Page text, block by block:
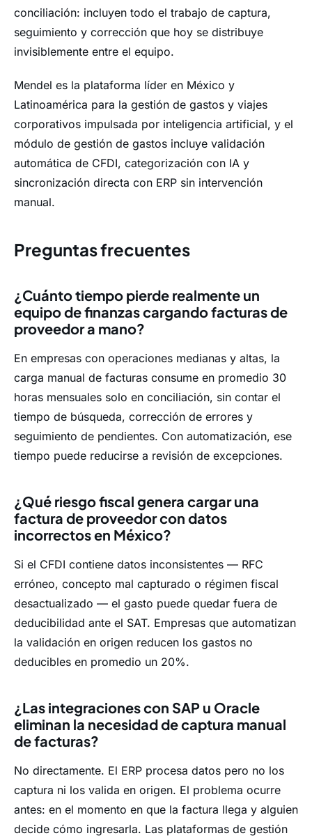
conciliación: incluyen todo el trabajo de captura,
seguimiento y corrección que hoy se distribuye
invisiblemente entre el equipo.
Mendel es la plataforma líder en México y
Latinoamérica para la gestión de gastos y viajes
corporativos impulsada por inteligencia artificial, y el
módulo de gestión de gastos incluye validación
automática de CFDI, categorización con IA y
sincronización directa con ERP sin intervención
manual.
Preguntas frecuentes
¿Cuánto tiempo pierde realmente un
equipo de finanzas cargando facturas de
proveedor a mano?
En empresas con operaciones medianas y altas, la
carga manual de facturas consume en promedio 30
horas mensuales solo en conciliación, sin contar el
tiempo de búsqueda, corrección de errores y
seguimiento de pendientes. Con automatización, ese
tiempo puede reducirse a revisión de excepciones.
¿Qué riesgo fiscal genera cargar una
factura de proveedor con datos
incorrectos en México?
Si el CFDI contiene datos inconsistentes — RFC
erróneo, concepto mal capturado o régimen fiscal
desactualizado — el gasto puede quedar fuera de
deducibilidad ante el SAT. Empresas que automatizan
la validación en origen reducen los gastos no
deducibles en promedio un 20%.
¿Las integraciones con SAP u Oracle
eliminan la necesidad de captura manual
de facturas?
No directamente. El ERP procesa datos pero no los
captura ni los valida en origen. El problema ocurre
antes: en el momento en que la factura llega y alguien
decide cómo ingresarla. Las plataformas de gestión